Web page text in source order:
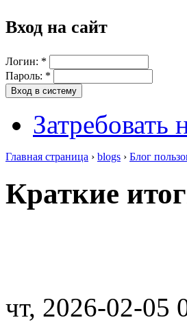
Вход на сайт
Логин: *
Пароль: *
Затребовать
Главная страница › blogs › Блог
Краткие
чт, 2026-02-